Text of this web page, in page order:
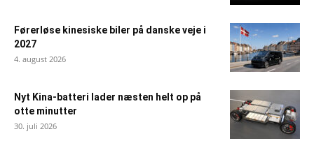
Førerløse kinesiske biler på danske veje i
2027
4. august 2026
Nyt Kina-batteri lader næsten helt op på
otte minutter
30. juli 2026